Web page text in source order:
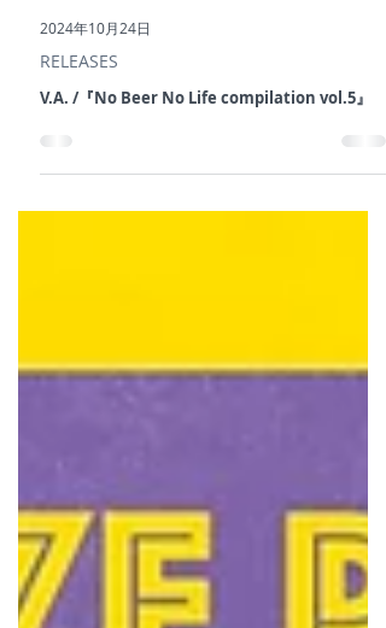
2024年10月24日
RELEASES
V.A. /『No Beer No Life compilation vol.5』